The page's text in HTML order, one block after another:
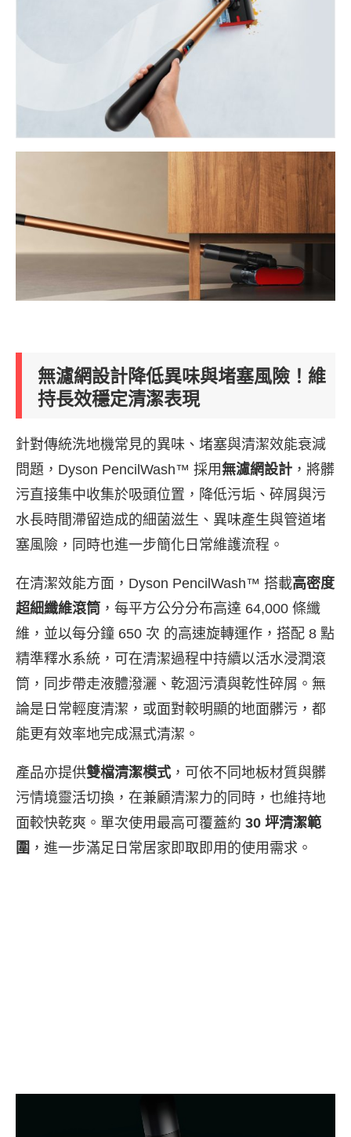
無濾網設計降低異味與堵塞風險！維
持長效穩定清潔表現
針對傳統洗地機常見的異味、堵塞與清潔效能衰減
問題，Dyson PencilWash™ 採用無濾網設計 ，將髒
污直接集中收集於吸頭位置，降低污垢、碎屑與污
水長時間滯留造成的細菌滋生、異味產生與管道堵
塞風險，同時也進一步簡化日常維護流程。
在清潔效能方面，Dyson PencilWash™ 搭載高密度
超細纖維滾筒 ，每平方公分分布高達 64,000 條纖
維，並以每分鐘 650 次 的高速旋轉運作，搭配 8 點
精準釋水系統，可在清潔過程中持續以活水浸潤滾
筒，同步帶走液體潑灑、乾涸污漬與乾性碎屑。無
論是日常輕度清潔，或面對較明顯的地面髒污，都
能更有效率地完成濕式清潔。
產品亦提供雙檔清潔模式 ，可依不同地板材質與髒
污情境靈活切換，在兼顧清潔力的同時，也維持地
面較快乾爽。單次使用最高可覆蓋約 30 坪清潔範
圍 ，進一步滿足日常居家即取即用的使用需求。